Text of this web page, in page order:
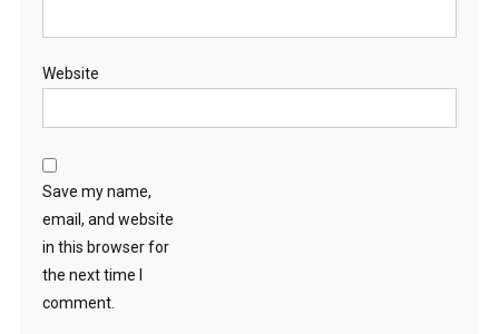
Website
Save my name,
email, and website
in this browser for
the next time I
comment.